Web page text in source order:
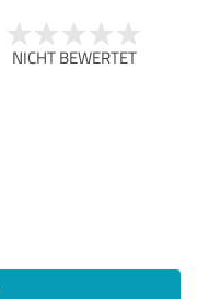
NICHT BEWERTET